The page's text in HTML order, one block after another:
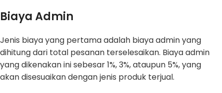
Biaya Admin
Jenis biaya yang pertama adalah biaya admin yang
dihitung dari total pesanan terselesaikan. Biaya admin
yang dikenakan ini sebesar 1%, 3%, ataupun 5%, yang
akan disesuaikan dengan jenis produk terjual.